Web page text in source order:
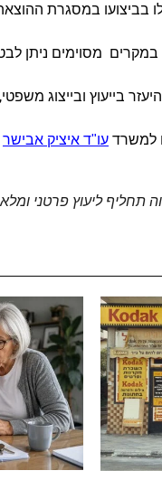
בביצועו במסגרת
במקרים מסוימים ניתן
בייעוץ ובייצוג
למשרד עו"ד איציק אבישר
תחליף ליעוץ פרטני